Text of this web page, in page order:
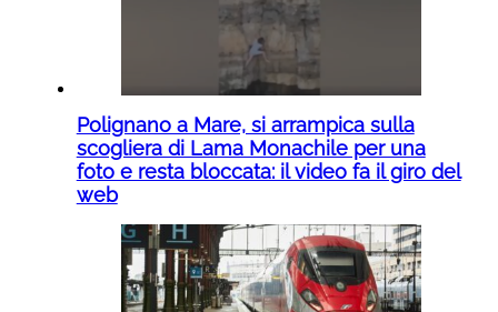
Polignano a Mare, si arrampica sulla
scogliera di Lama Monachile per una
foto e resta bloccata: il video fa il giro del
web